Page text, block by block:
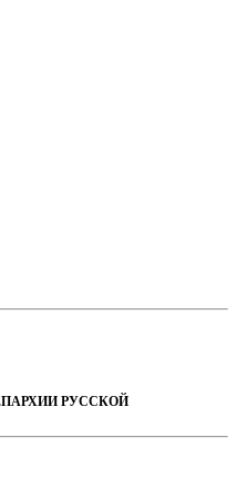
РУССКОЙ